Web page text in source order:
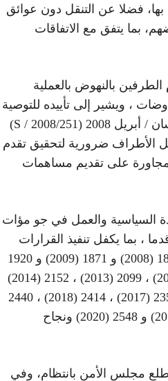
بها، فضلا عن التنقل دون عوائق
بما يتفق مع الاتفاقات
الطرفين بالنهوض بالعملية
، ويشير إلى تأييده للتوصية
الواردة في التقرير المؤرخ 14 نيسان / أبريل 2008 (S / 2008/251)
الأطراف ضرورية لتحقيق تقدم
على تقديم مساهمات
السياسية والعمل في جو مؤات
، بما يكفل تنفيذ القرارات
1754 (2007) و 1783 (2007) و 1813 (2008) و 1871 (2009) و 1920
(2010) ، 1979 (2011) ، 2044 (2012) ، 2099 (2013) ، 2152 (2014)
، 2218 (2015) ، 2285 (2016) ، 2351 (2017) ، 2414 (2018) ، 2440
(2018) ، 2468 (2019) و 2494 (2019) و 2548 (2020) ونجاح
يطلع مجلس الأمن بانتظام، وفي